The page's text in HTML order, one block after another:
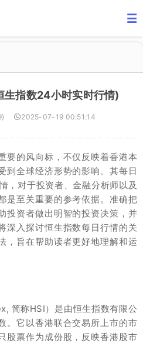
生指数24小时实时行情)
2025-07-19 00:51:14
要的风向标，不仅反映着香港本
到全球经济形势的影响。其每日
，对于投资者、金融分析师以及
是至关重要的参考依据。准确把
投资者做出明智的投资决策，并
深入探讨恒生指数每日行情的关
，旨在帮助读者更好地理解和运
简称HSI）是由恒生指数有限公
。它以香港联合交易所上市的市
股票作为成份股，反映香港股市